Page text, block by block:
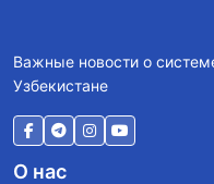
Важные новости о
Узбекистане
О нас